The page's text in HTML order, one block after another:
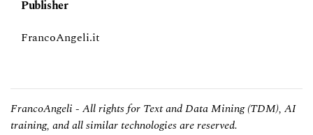
Publisher
FrancoAngeli.it
FrancoAngeli - All rights for Text and Data Mining (TDM), AI
training, and all similar technologies are reserved.